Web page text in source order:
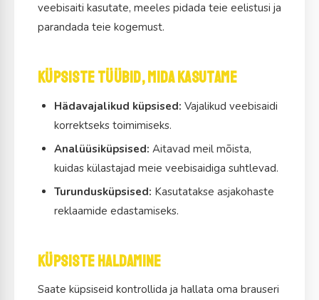
veebisaiti kasutate, meeles pidada teie eelistusi ja
parandada teie kogemust.
Küpsiste tüübid, mida kasutame
Hädavajalikud küpsised: Vajalikud veebisaidi
korrektseks toimimiseks.
Analüüsiküpsised: Aitavad meil mõista,
kuidas külastajad meie veebisaidiga suhtlevad.
Turundusküpsised: Kasutatakse asjakohaste
reklaamide edastamiseks.
Küpsiste haldamine
Saate küpsiseid kontrollida ja hallata oma brauseri